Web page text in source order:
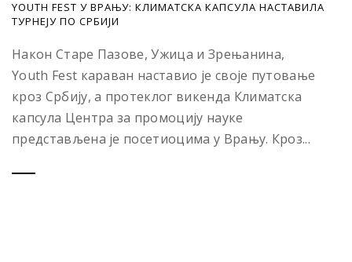
YOUTH FEST У ВРАЊУ: КЛИМАТСКА КАПСУЛА НАСТАВИЛА
ТУРНЕЈУ ПО СРБИЈИ
Након Старе Пазове, Ужица и Зрењанина,
Youth Fest караван наставио је своје путовање
кроз Србију, а протеклог викенда Климатска
капсула Центра за промоцију науке
представљена је посетиоцима у Врању. Кроз...